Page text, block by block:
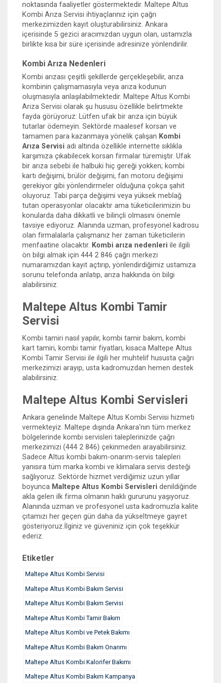
noktasında faaliyetler göstermektedir. Maltepe Altus
Kombi Arıza Servisi ihtiyaçlarınız için çağrı
merkezimizden kayıt oluşturabilirsiniz. Ankara
içerisinde 5 gezici aracımızdan uygun olan, ustamızla
birlikte kısa bir süre içerisinde adresinize yönlendirilir.
Kombi Arıza Nedenleri
Kombi arızası çeşitli şekillerde gerçekleşebilir, arıza
kombinin çalışmamasıyla veya arıza kodunun
oluşmasıyla anlaşılabilmektedir. Maltepe Altus Kombi
Arıza Servisi olarak şu hususu özellikle belirtmekte
fayda görüyoruz: Lütfen ufak bir arıza için büyük
tutarlar ödemeyin. Sektörde maalesef korsan ve
tamamen para kazanmaya yönelik çalışan Kombi
Arıza Servisi adı altında özellikle internette sıklıkla
karşımıza çıkabilecek korsan firmalar türemiştir. Ufak
bir arıza sebebi ile halbuki hiç gereği yokken; kombi
kartı değişimi, brülör değişimi, fan motoru değişimi
gerekiyor gibi yönlendirmeler olduğuna çokça şahit
oluyoruz. Tabi parça değişimi veya yüksek meblağ
tutan operasyonlar olacaktır ama tüketicilerimizin bu
konularda daha dikkatli ve bilinçli olmasını önemle
tavsiye ediyoruz. Alanında uzman, profesyonel kadrosu
olan firmalalarla çalışmanız her zaman tüketicilerin
menfaatine olacaktır. Kombi arıza nedenleri ile ilgili
ön bilgi almak için 444 2 846 çağrı merkezi
numaramızdan kayıt açtırıp, yönlendirdiğimiz ustamıza
sorunu telefonda anlatıp, arıza hakkında ön bilgi
alabilirsiniz.
Maltepe Altus Kombi Tamir
Servisi
Kombi tamiri nasıl yapılır, kombi tamir bakım, kombi
kart tamiri, kombi tamir fiyatları, kısaca Maltepe Altus
Kombi Tamir Servisi ile ilgili her muhtelif hususta çağrı
merkezimizi arayıp, usta kadromuzdan hemen destek
alabilirsiniz.
Maltepe Altus Kombi Servisleri
Ankara genelinde Maltepe Altus Kombi Servisi hizmeti
vermekteyiz. Maltepe dışında Ankara'nın tüm merkez
bölgelerinde kombi servisleri taleplerinizde çağrı
merkezimizi (444 2 846) çekinmeden arayabilirsiniz.
Sadece Altus kombi bakım-onarım-servis talepleri
yanısıra tüm marka kombi ve klimalara servis desteği
sağlıyoruz. Sektörde hizmet verdiğimiz uzun yıllar
boyunca Maltepe Altus Kombi Servisleri denildiğinde
akla gelen ilk firma olmanın haklı gururunu yaşıyoruz.
Alanında uzman ve profesyonel usta kadromuzla kalite
çıtamızı her geçen gün daha da yükseltmeye gayret
gösteriyoruz.İlginiz ve güveniniz için çok teşekkür
ederiz.
Etiketler
Maltepe Altus Kombi Servisi
Maltepe Altus Kombi Bakım Servisi
Maltepe Altus Kombi Bakım Servisi
Maltepe Altus Kombi Tamir Bakım
Maltepe Altus Kombi ve Petek Bakımı
Maltepe Altus Kombi Bakım Onarımı
Maltepe Altus Kombi Kalorifer Bakımı
Maltepe Altus Kombi Bakım Kampanya